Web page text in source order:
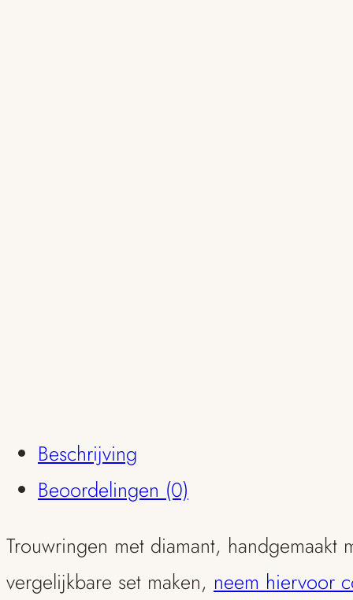
Beschrijving
Beoordelingen (0)
Trouwringen met diamant,
vergelijkbare set maken, neem hiervoor